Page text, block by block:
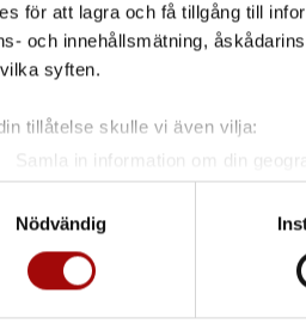
för att lagra och få tillgång till
och innehållsmätning,
syften.
tillåtelse skulle vi även vilja:
Samla in information om din
Identifiera din enhet genom att
på mer om hur dina personliga
tillbaka ditt samtycke när som
Nödvändig